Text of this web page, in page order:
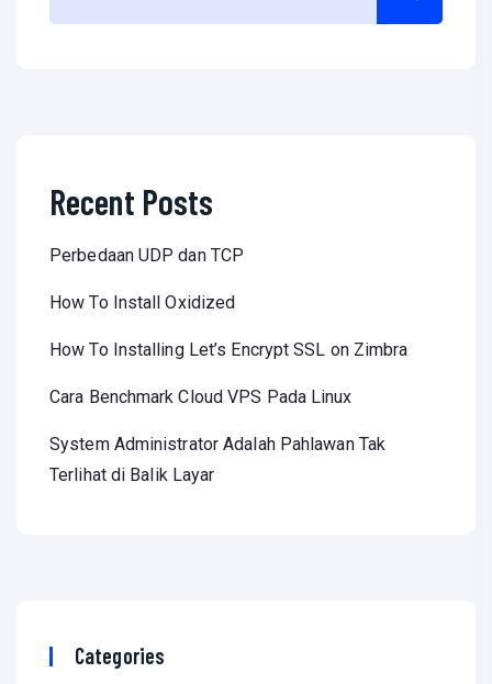
Recent Posts
Perbedaan UDP dan TCP
How To Install Oxidized
How To Installing Let’s Encrypt SSL on Zimbra
Cara Benchmark Cloud VPS Pada Linux
System Administrator Adalah Pahlawan Tak
Terlihat di Balik Layar
Categories